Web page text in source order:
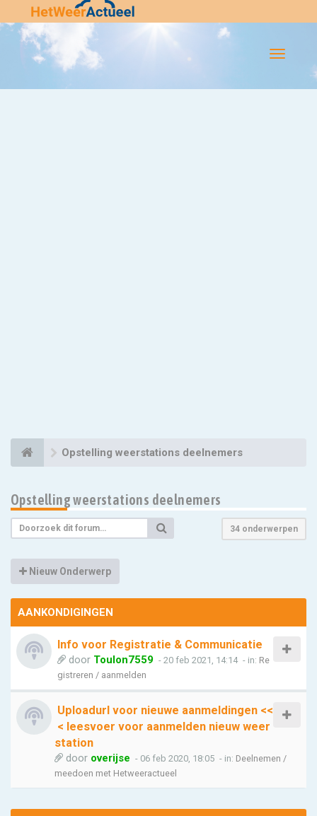
Flip-
Opstelling weerstations deelnemers
Opstelling weerstations deelnemers
34 onderwerpen
Nieuw Onderwerp
AANKONDIGINGEN
Info voor Registratie & Communicatie
door Toulon7559 - 20 feb 2021, 14:14 - in: Re
gistreren / aanmelden
Uploadurl voor nieuwe aanmeldingen <<
< leesvoer voor aanmelden nieuw weer
station
door overijse - 06 feb 2020, 18:05 - in: Deelnemen /
meedoen met Hetweeractueel